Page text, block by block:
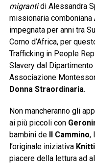
migrantidi Alessandra
missionaria comboniana
impegnata per anni tra
Corno d’Africa, per
Trafficking in People
Slavery dal
Associazione
Donna Straordinaria.
Non mancheranno gli
ai più piccoli con
bambini de
Il Cammino,
l’originale iniziativa
piacere della lettura ad